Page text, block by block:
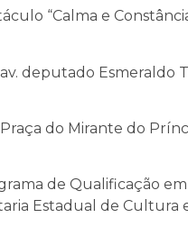
“Calma e
deputado Esmeraldo
do Mirante do
de Qualificação
Estadual de Cultura